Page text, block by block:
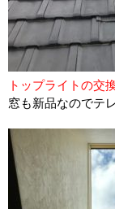
トップライトの交
窓も新品なのでテ